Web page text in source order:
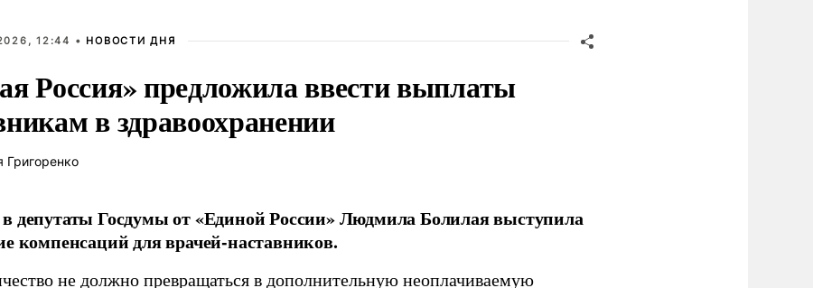
12:44 • НОВОСТИ ДНЯ
Россия» предложила ввести выплаты
в здравоохранении
Григоренко
депутаты Госдумы от «Единой России» Людмила Болилая выступила
компенсаций для врачей-наставников.
не должно превращаться в дополнительную неоплачиваемую